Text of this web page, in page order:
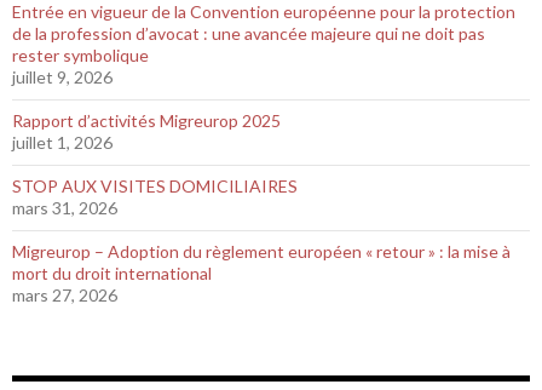
Entrée en vigueur de la Convention européenne pour la protection
de la profession d’avocat : une avancée majeure qui ne doit pas
rester symbolique
juillet 9, 2026
Rapport d’activités Migreurop 2025
juillet 1, 2026
STOP AUX VISITES DOMICILIAIRES
mars 31, 2026
Migreurop – Adoption du règlement européen « retour » : la mise à
mort du droit international
mars 27, 2026